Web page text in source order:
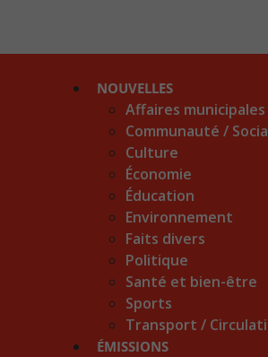
NOUVELLES
Affaires municipales
Communauté /
Culture
Économie
Éducation
Environnement
Faits divers
Politique
Santé et bien-être
Sports
Transport /
ÉMISSIONS